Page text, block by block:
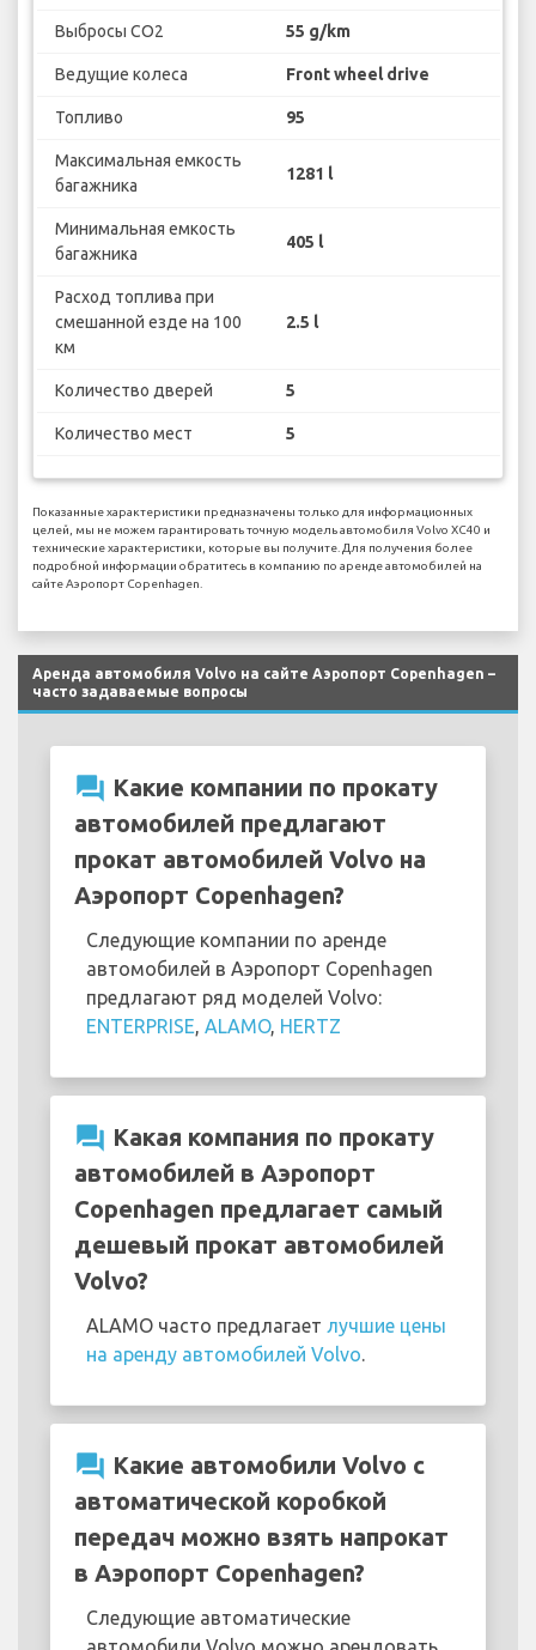
Выбросы CO2 55 g/km
Ведущие колеса Front wheel drive
Топливо 95
Максимальная емкость
багажника
1281 l
Минимальная емкость
багажника
405 l
Расход топлива при
смешанной езде на 100
км
2.5 l
Количество дверей 5
Количество мест 5
Показанные характеристики предназначены только для информационных
целей, мы не можем гарантировать точную модель автомобиля Volvo XC40 и
технические характеристики, которые вы получите. Для получения более
подробной информации обратитесь в компанию по аренде автомобилей на
сайте Аэропорт Copenhagen.
Аренда автомобиля Volvo на сайте Аэропорт Copenhagen –
часто задаваемые вопросы
question_answer Какие компании по прокату
автомобилей предлагают
прокат автомобилей Volvo на
Аэропорт Copenhagen?
Следующие компании по аренде
автомобилей в Аэропорт Copenhagen
предлагают ряд моделей Volvo:
ENTERPRISE ALAMO, HERTZ
question_answer Какая компания по прокату
автомобилей в Аэропорт
Copenhagen предлагает самый
дешевый прокат автомобилей
Volvo?
ALAMO часто предлагает лучшие цены
на аренду автомобилей Volvo
question_answer Какие автомобили Volvo с
автоматической коробкой
передач можно взять напрокат
в Аэропорт Copenhagen?
Следующие автоматические